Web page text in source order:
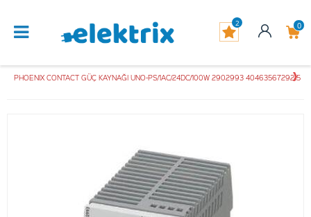
0
2
PHOENIX CONTACT GÜÇ KAYNAĞI UNO-PS/1AC/24DC/100W 2902993 4046356729215